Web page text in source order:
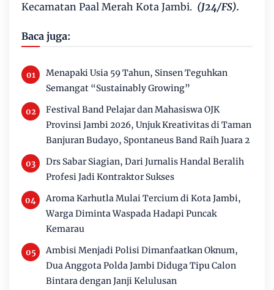
Kecamatan Paal Merah Kota Jambi. (J24/FS).
Baca juga:
Menapaki Usia 59 Tahun, Sinsen Teguhkan
Semangat “Sustainably Growing”
Festival Band Pelajar dan Mahasiswa OJK
Provinsi Jambi 2026, Unjuk Kreativitas di Taman
Banjuran Budayo, Spontaneus Band Raih Juara 2
Drs Sabar Siagian, Dari Jurnalis Handal Beralih
Profesi Jadi Kontraktor Sukses
Aroma Karhutla Mulai Tercium di Kota Jambi,
Warga Diminta Waspada Hadapi Puncak
Kemarau
Ambisi Menjadi Polisi Dimanfaatkan Oknum,
Dua Anggota Polda Jambi Diduga Tipu Calon
Bintara dengan Janji Kelulusan